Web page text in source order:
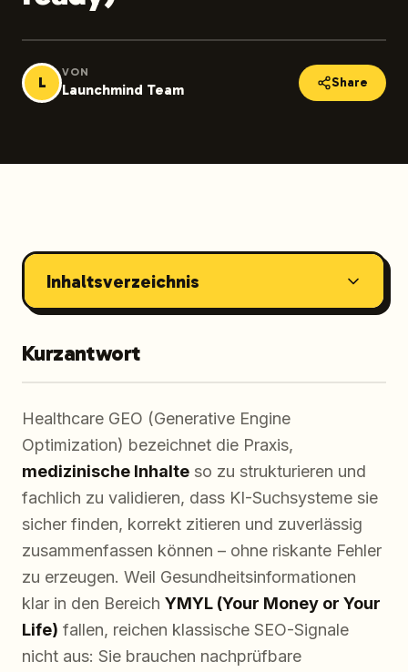
L
VON
Launchmind Team Share
Inhaltsverzeichnis
Kurzantwort
Healthcare GEO (Generative Engine
Optimization) bezeichnet die Praxis,
medizinische Inhalte so zu strukturieren und
fachlich zu validieren, dass KI-Suchsysteme sie
sicher finden, korrekt zitieren und zuverlässig
zusammenfassen können – ohne riskante Fehler
zu erzeugen. Weil Gesundheitsinformationen
klar in den Bereich YMYL (Your Money or Your
Life) fallen, reichen klassische SEO-Signale
nicht aus: Sie brauchen nachprüfbare